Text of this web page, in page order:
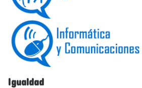
Igualdad